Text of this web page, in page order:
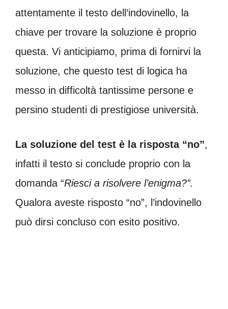
attentamente il testo dell’indovinello, la
chiave per trovare la soluzione è proprio
questa. Vi anticipiamo, prima di fornirvi la
soluzione, che questo test di logica ha
messo in difficoltà tantissime persone e
persino studenti di prestigiose università.
La soluzione del test è la risposta “no”,
infatti il testo si conclude proprio con la
domanda “Riesci a risolvere l’enigma?”.
Qualora aveste risposto “no”, l’indovinello
può dirsi concluso con esito positivo.